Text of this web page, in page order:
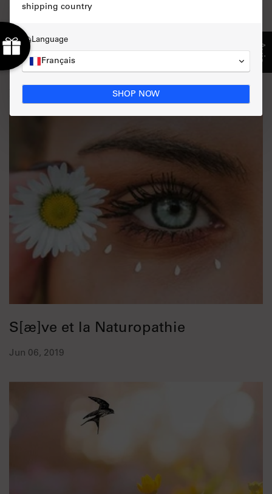
Retour
S[æ]ve et la Naturopathie
Jun 06, 2019
Avis
shipping country
Language
Français
SHOP NOW